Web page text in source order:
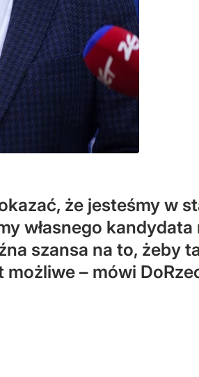
że jesteśmy w
własnego
szansa na to, żeby
– mówi